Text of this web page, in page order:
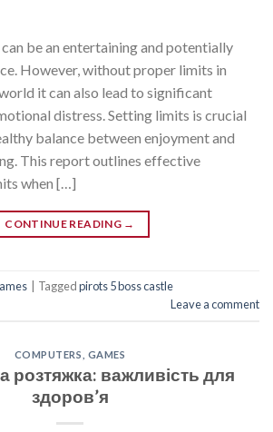
be an entertaining and potentially
However, without proper limits in
it can also lead to significant
distress. Setting limits is crucial
balance between enjoyment and
This report outlines effective
when […]
CONTINUE READING →
Taggedpirots 5 boss castle
Leave a comment
COMPUTERS, GAMES
розтяжка: важливість для
здоров’я